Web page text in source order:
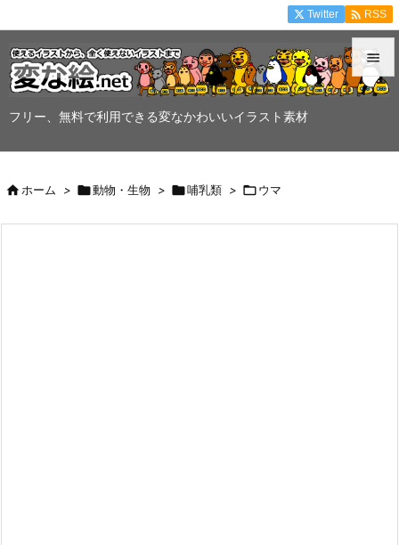
フリー、無料で利用できる変なかわいいイラスト素材


Twitter  RSS
ホーム > 動物・生物 > 哺乳類 > ウマ